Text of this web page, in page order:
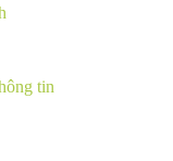
tin